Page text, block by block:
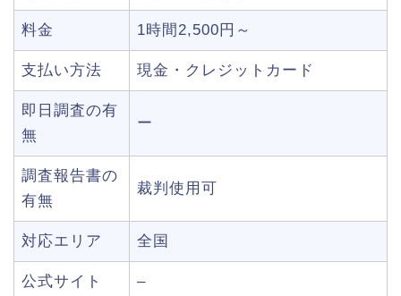
料金 1時間2,500円～
支払い方法 現金・クレジットカード
即日調査の有
無
ー
調査報告書の
有無
裁判使用可
対応エリア 全国
公式サイト –